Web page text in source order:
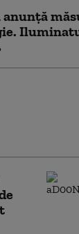
anunță